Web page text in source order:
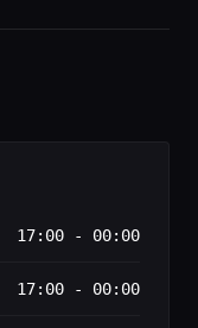
17:00 - 00:00
17:00 - 00:00